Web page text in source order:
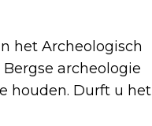
het Archeologisch
archeologie
houden. Durft u het